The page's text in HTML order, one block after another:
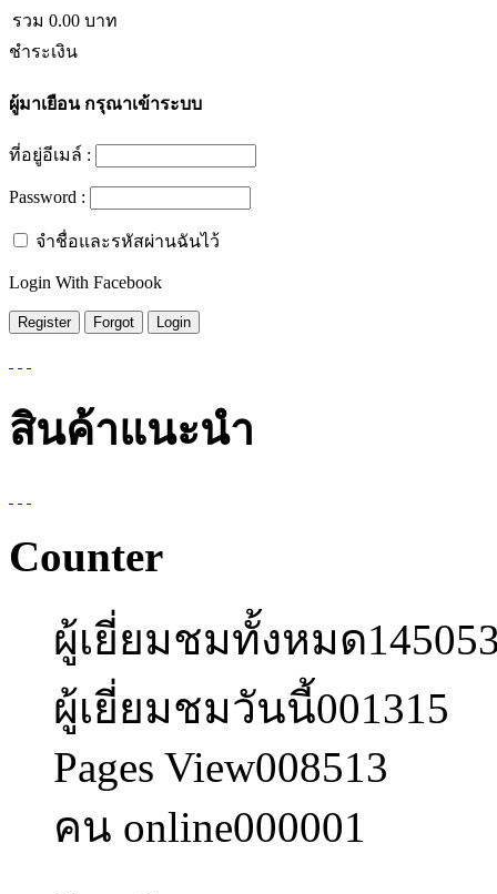
รวม 0.00 บาท
ชำระเงิน
ผู้มาเยือนกรุณาเข้าระบบ
ที่อยู่อีเมล์ :
Password :
จำชื่อและรหัสผ่านฉันไว้
Login With Facebook
สินค้าแนะนำ
Counter
ผู้เยี่ยมชมทั้งหมด
ผู้เยี่ยมชมวันนี้001315
Pages View008513
คน online000001